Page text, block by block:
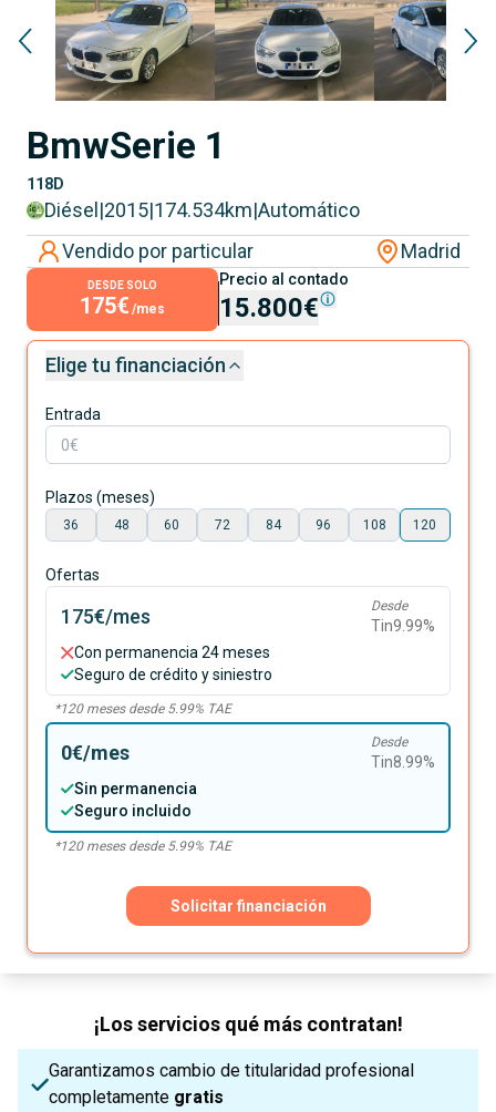
BmwSerie 1
118D
Diésel |2015|174.534km|Automático
Vendido por particular
Madrid
DESDE SOLO
175€ /mes
Precio al contado
15.800€
Elige tu financiación
Entrada
Plazos (meses)
36 48 60 72 84 96 108 120
Ofertas
175€/mes Desde
Tin9.99%
Con permanencia 24 meses
Seguro de crédito y siniestro
*120meses desde 5.99% TAE
0€/mes Desde
Tin8.99%
Sin permanencia
Seguro incluido
*120meses desde 5.99% TAE
Solicitar financiación
¡Los servicios qué más contratan!
Garantizamos cambio de titularidad profesional
completamente gratis